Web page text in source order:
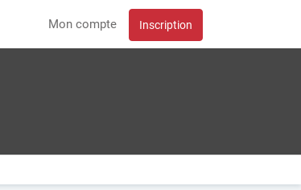
Mon compte Inscription